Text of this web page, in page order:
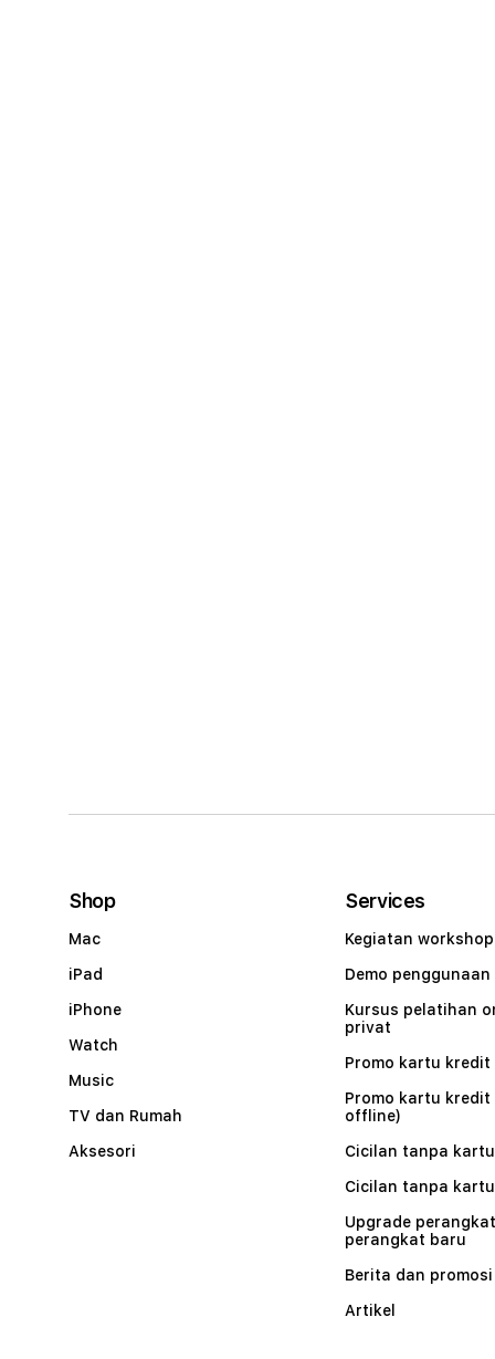
Shop
Mac
iPad
iPhone
Watch
Music
TV dan Rumah
Aksesori
Services
Kegiatan workshop
Demo penggunaan
Kursus pelatihan
privat
Promo kartu kredit
Promo kartu kredit
offline)
Cicilan tanpa
Cicilan tanpa
Upgrade
perangkat baru
Berita dan promosi
Artikel